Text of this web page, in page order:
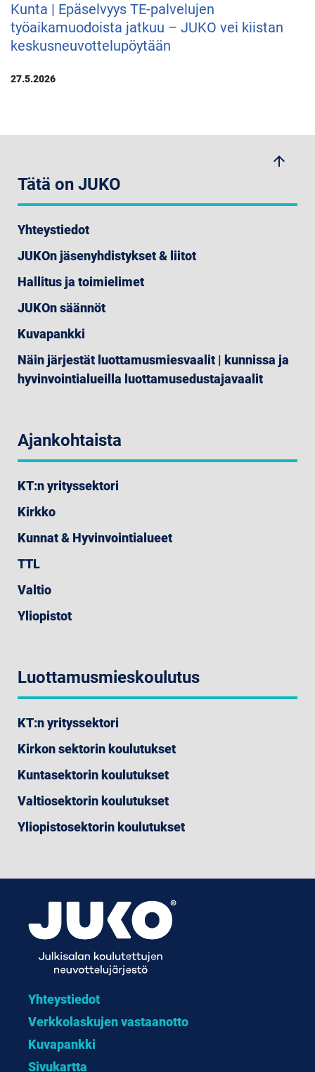
Kunta | Epäselvyys TE-palvelujen
työaikamuodoista jatkuu – JUKO vei kiistan
keskusneuvottelupöytään
27.5.2026
arrow_upwards
Tätä on JUKO
Yhteystiedot
JUKOn jäsenyhdistykset & liitot
Hallitus ja toimielimet
JUKOn säännöt
Kuvapankki
Näin järjestät luottamusmiesvaalit | kunnissa ja
hyvinvointialueilla luottamusedustajavaalit
Ajankohtaista
KT:n yrityssektori
Kirkko
Kunnat & Hyvinvointialueet
TTL
Valtio
Yliopistot
Luottamusmieskoulutus
KT:n yrityssektori
Kirkon sektorin koulutukset
Kuntasektorin koulutukset
Valtiosektorin koulutukset
Yliopistosektorin koulutukset
Yhteystiedot
Verkkolaskujen vastaanotto
Kuvapankki
Sivukartta